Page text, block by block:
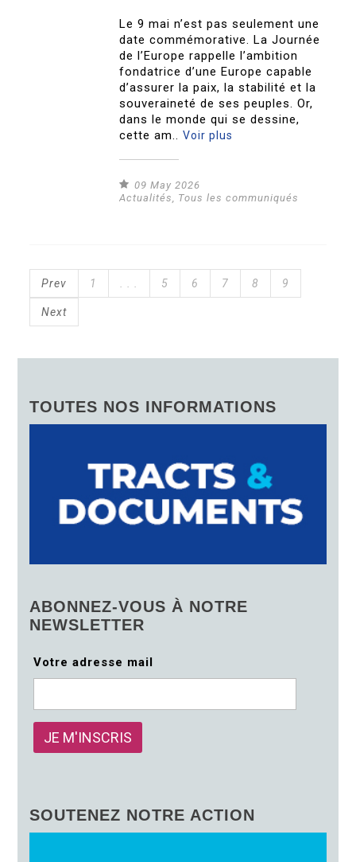
Le 9 mai n’est pas seulement une
date commémorative. La Journée
de l’Europe rappelle l’ambition
fondatrice d’une Europe capable
d’assurer la paix, la stabilité et la
souveraineté de ses peuples. Or,
dans le monde qui se dessine,
cette am..Voir plus
09 May 2026
Actualités
Tous les communiqués
Prev 1 5 6 7 8 9
Next
TOUTES NOS INFORMATIONS
ABONNEZ-VOUS À NOTRE
NEWSLETTER
Votre adresse mail
SOUTENEZ NOTRE ACTION